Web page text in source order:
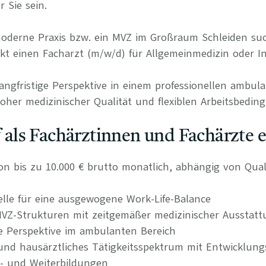
Sie sein.
Praxis bzw. ein MVZ im Großraum Schleiden
einen Facharzt (m/w/d) für Allgemeinmedizin oder
Perspektive in einem professionellen
medizinischer Qualität und flexiblen
Fachärztinnen und Fachärzte
bis zu 10.000 € brutto monatlich, abhängig von
für eine ausgewogene Work-Life-Balance
Strukturen mit zeitgemäßer medizinischer
Perspektive im ambulanten Bereich
hausärztliches Tätigkeitsspektrum mit
und Weiterbildungen